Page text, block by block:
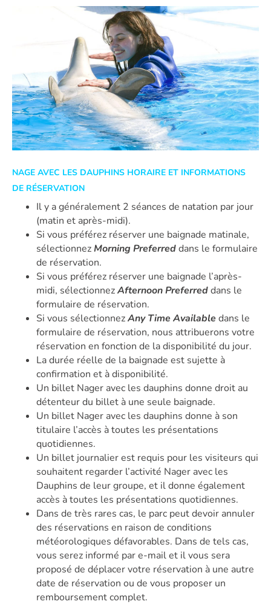
NAGE AVEC LES DAUPHINS HORAIRE ET INFORMATIONS
DE RÉSERVATION
Il y a généralement 2 séances de natation par jour
(matin et après-midi).
Si vous préférez réserver une baignade matinale,
sélectionnezMorning Preferreddans le formulaire
de réservation.
Si vous préférez réserver une baignade l’après-
midi, sélectionnezAfternoon Preferreddans le
formulaire de réservation.
Si vous sélectionnezAny Time Available dans le
formulaire de réservation, nous attribuerons votre
réservation en fonction de la disponibilité du jour.
La durée réelle de la baignade est sujette à
confirmation et à disponibilité.
Un billet Nager avec les dauphins donne droit au
détenteur du billet à une seule baignade.
Un billet Nager avec les dauphins donne à son
titulaire l’accès à toutes les présentations
quotidiennes.
Un billet journalier est requis pour les visiteurs qui
souhaitent regarder l’activité Nager avec les
Dauphins de leur groupe, et il donne également
accès à toutes les présentations quotidiennes.
Dans de très rares cas, le parc peut devoir annuler
des réservations en raison de conditions
météorologiques défavorables. Dans de tels cas,
vous serez informé par e-mail et il vous sera
proposé de déplacer votre réservation à une autre
date de réservation ou de vous proposer un
remboursement complet.